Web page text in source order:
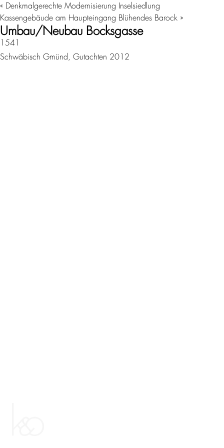
« Denkmalgerechte Modernisierung Inselsiedlung
Kassengebäude am Haupteingang Blühendes Barock »
Umbau/Neubau Bocksgasse
1541
Schwäbisch Gmünd, Gutachten 2012